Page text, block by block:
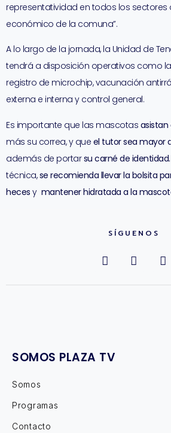
representatividad en todos los sectores
económico de la comuna”.
A lo largo de la jornada, la Unidad de
tendrá a disposición operativos como
registro de microchip, vacunación
externa e interna y control general.
Es importante que las mascotas asistan
más su correa, y que el tutor sea mayor
además de portarsu carné de identidad.
técnica,se recomienda llevar la bolsita
heces y mantener hidratada a la
SÍGUENOS
SOMOS PLAZA TV
Somos
Programas
Contacto